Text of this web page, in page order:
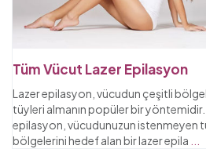
Tüm Vücut Lazer Epilasyon
Lazer epilasyon, vücudun çeşitli
tüyleri almanın popüler bir
epilasyon, vücudunuzun istenmeyen
bölgelerini hedef alan bir lazer epila